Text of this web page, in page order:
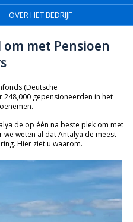
OVER HET BEDRIJF
om met Pensioen
(Deutsche
248,000 gepensioneerden in het
de op één na beste plek om met
weten al dat Antalya de meest
Hier ziet u waarom.